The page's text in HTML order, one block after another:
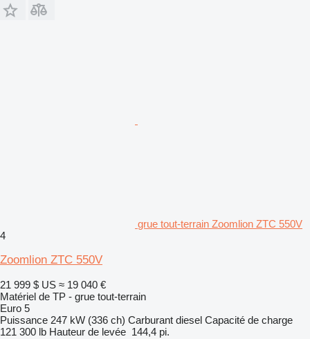
grue tout-terrain Zoomlion ZTC 550V
4
Zoomlion ZTC 550V
21 999 $ US ≈ 19 040 €
Matériel de TP - grue tout-terrain
Euro 5
Puissance 247 kW (336 ch) Carburant diesel Capacité de charge
121 300 lb Hauteur de levée 144,4 pi.